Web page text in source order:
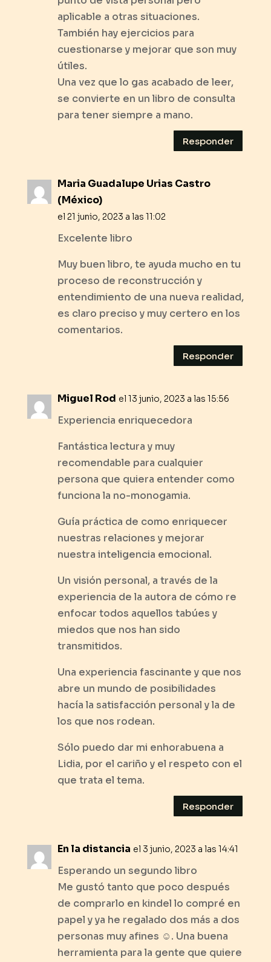
aplicable a otras situaciones.
También hay ejercicios para
cuestionarse y mejorar que son muy
útiles.
Una vez que lo gas acabado de leer,
se convierte en un libro de consulta
para tener siempre a mano.
Responder
Maria Guadalupe Urias Castro
(México)
el 21 junio, 2023 a las 11:02
Excelente libro
Muy buen libro, te ayuda mucho en tu
proceso de reconstrucción y
entendimiento de una nueva realidad,
es claro preciso y muy certero en los
comentarios.
Responder
Miguel Rod el 13 junio, 2023 a las 15:56
Experiencia enriquecedora
Fantástica lectura y muy
recomendable para cualquier
persona que quiera entender como
funciona la no-monogamia.
Guía práctica de como enriquecer
nuestras relaciones y mejorar
nuestra inteligencia emocional.
Un visión personal, a través de la
experiencia de la autora de cómo re
enfocar todos aquellos tabúes y
miedos que nos han sido
transmitidos.
Una experiencia fascinante y que nos
abre un mundo de posibilidades
hacía la satisfacción personal y la de
los que nos rodean.
Sólo puedo dar mi enhorabuena a
Lidia, por el cariño y el respeto con el
que trata el tema.
Responder
En la distancia el 3 junio, 2023 a las 14:41
Esperando un segundo libro
Me gustó tanto que poco después
de comprarlo en kindel lo compré en
papel y ya he regalado dos más a dos
personas muy afines ☺️. Una buena
herramienta para la gente que quiere